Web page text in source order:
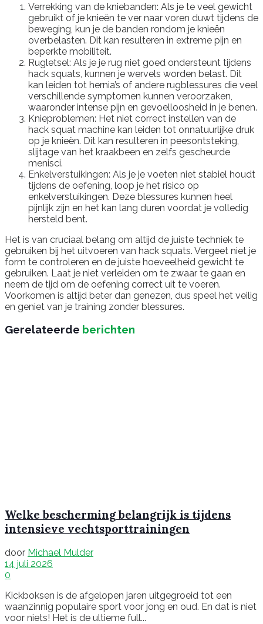
Verrekking van de kniebanden: Als je te veel gewicht
gebruikt of je knieën te ver naar voren duwt tijdens de
beweging, kun je de banden rondom je knieën
overbelasten. Dit kan resulteren in extreme pijn en
beperkte mobiliteit.
Rugletsel: Als je je rug niet goed ondersteunt tijdens
hack squats, kunnen je wervels worden belast. Dit
kan leiden tot hernia’s of andere rugblessures die veel
verschillende symptomen kunnen veroorzaken,
waaronder intense pijn en gevoelloosheid in je benen.
Knieproblemen: Het niet correct instellen van de
hack squat machine kan leiden tot onnatuurlijke druk
op je knieën. Dit kan resulteren in peesontsteking,
slijtage van het kraakbeen en zelfs gescheurde
menisci.
Enkelverstuikingen: Als je je voeten niet stabiel houdt
tijdens de oefening, loop je het risico op
enkelverstuikingen. Deze blessures kunnen heel
pijnlijk zijn en het kan lang duren voordat je volledig
hersteld bent.
Het is van cruciaal belang om altijd de juiste techniek te
gebruiken bij het uitvoeren van hack squats. Vergeet niet je
form te controleren en de juiste hoeveelheid gewicht te
gebruiken. Laat je niet verleiden om te zwaar te gaan en
neem de tijd om de oefening correct uit te voeren.
Voorkomen is altijd beter dan genezen, dus speel het veilig
en geniet van je training zonder blessures.
Gerelateerde berichten
Welke bescherming belangrijk is tijdens
intensieve vechtsporttrainingen
door Michael Mulder
14 juli 2026
0
Kickboksen is de afgelopen jaren uitgegroeid tot een
waanzinnig populaire sport voor jong en oud. En dat is niet
voor niets! Het is de ultieme full...